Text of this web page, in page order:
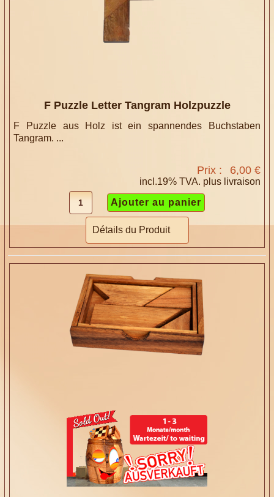
F Puzzle Letter Tangram Holzpuzzle
F Puzzle aus Holz ist ein spannendes Buchstaben
Tangram. ...
Prix : 6,00 €
incl.19% TVA. plus livraison
Détails du Produit